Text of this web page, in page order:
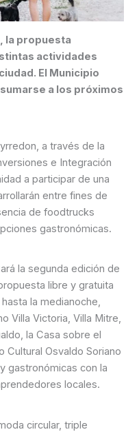
la propuesta
actividades
El Municipio
a los próximos
a través de la
e Integración
a participar de una
entre fines de
de foodtrucks
gastronómicas.
la segunda edición de
libre y gratuita
la medianoche,
Villa Victoria, Villa Mitre,
la Casa sobre el
Cultural Osvaldo Soriano
gastronómicas con la
locales.
circular, triple